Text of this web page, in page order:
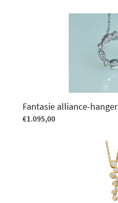
Fantasie alliance-hanger
€1.095,00